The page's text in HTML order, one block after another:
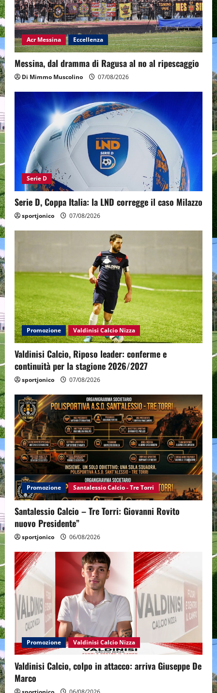
Acr Messina Eccellenza
Messina, dal dramma di Ragusa al no al ripescaggio
Di Mimmo Muscolino 07/08/2026
Serie D
Serie D, Coppa Italia: la LND corregge il caso Milazzo
sportjonico 07/08/2026
Promozione Valdinisi Calcio Nizza
Valdinisi Calcio, Riposo leader: conferme e
continuità per la stagione 2026/2027
sportjonico 07/08/2026
Promozione Santalessio Calcio - Tre Torri
Santalessio Calcio – Tre Torri: Giovanni Rovito
nuovo Presidente”
sportjonico 06/08/2026
Promozione Valdinisi Calcio Nizza
Valdinisi Calcio, colpo in attacco: arriva Giuseppe De
Marco